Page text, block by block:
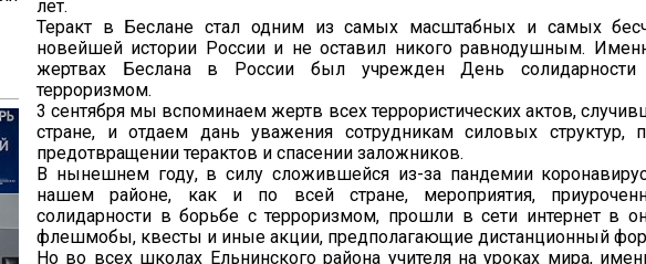
лет.
Теракт в Беслане стал одним из самых масштабных и самых
новейшей истории России и не оставил никого равнодушным.
жертвах Беслана в России был учрежден День
терроризмом.
3 сентября мы вспоминаем жертв всех террористических актов,
стране, и отдаем дань уважения сотрудникам силовых структур,
предотвращении терактов и спасении заложников.
В нынешнем году, в силу сложившейся из-за пандемии
нашем районе, как и по всей стране, мероприятия,
солидарности в борьбе с терроризмом, прошли в сети интернет в
флешмобы, квесты и иные акции, предполагающие дистанционный
Но во всех школах Ельнинского района учителя на уроках мира,